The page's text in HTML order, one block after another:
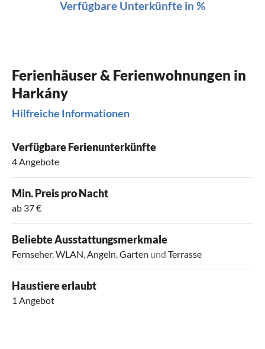
Verfügbare Unterkünfte in %
Ferienhäuser & Ferienwohnungen in
Harkány
Hilfreiche Informationen
Verfügbare Ferienunterkünfte
4 Angebote
Min. Preis pro Nacht
ab 37 €
Beliebte Ausstattungsmerkmale
Fernseher,WLAN,Angeln,Garten und Terrasse
Haustiere erlaubt
1 Angebot